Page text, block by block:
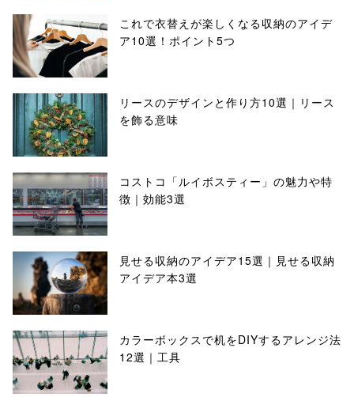
これで衣替えが楽しくなる収納のアイデ
ア10選！ポイント5つ
リースのデザインと作り方10選｜リース
を飾る意味
コストコ「ルイボスティー」の魅力や特
徴｜効能3選
見せる収納のアイデア15選｜見せる収納
アイデア本3選
カラーボックスで机をDIYするアレンジ法
12選｜工具